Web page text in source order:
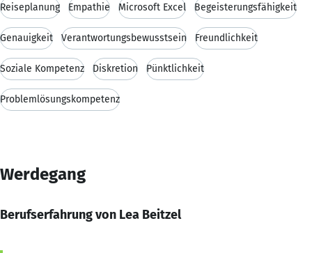
Reiseplanung Empathie Microsoft Excel Begeisterungsfähigkeit
Genauigkeit Verantwortungsbewusstsein Freundlichkeit
Soziale Kompetenz Diskretion Pünktlichkeit
Problemlösungskompetenz
Werdegang
Berufserfahrung von Lea Beitzel